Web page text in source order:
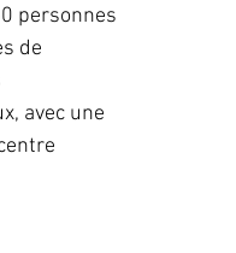
personnes
de
avec une